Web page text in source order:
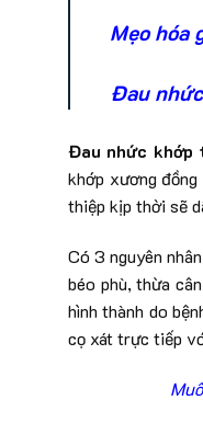
Mẹo hóa
Đau
Đau nhức khớp
khớp xương
thiệp kịp thời sẽ
Có 3 nguyên
béo phù, thừa
hình thành do
cọ xát trực tiếp